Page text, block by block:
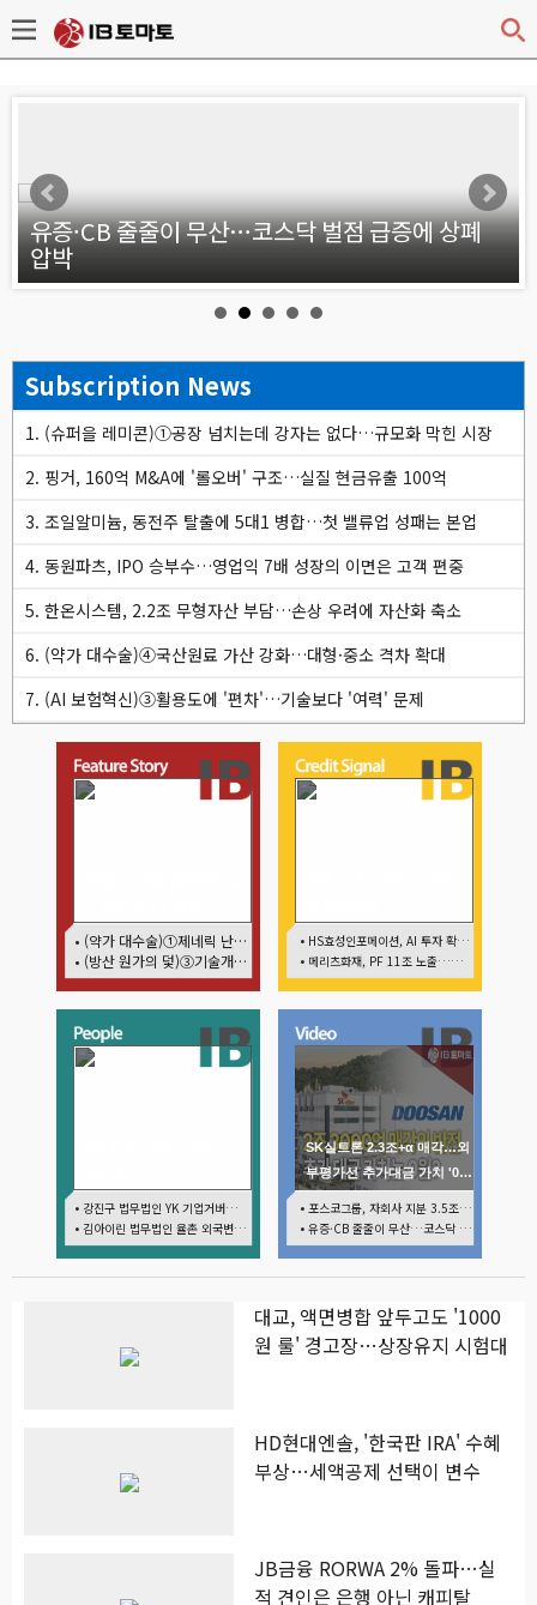
유증·CB 줄줄이 무산…코스닥 벌점 급증에 상폐
압박
Subscription News
1. (슈퍼을 레미콘)①공장 넘치는데 강자는 없다…규모화 막힌 시장
2. 핑거, 160억 M&A에 '롤오버' 구조…실질 현금유출 100억
3. 조일알미늄, 동전주 탈출에 5대1 병합…첫 밸류업 성패는 본업
4. 동원파츠, IPO 승부수…영업익 7배 성장의 이면은 고객 편중
5. 한온시스템, 2.2조 무형자산 부담…손상 우려에 자산화 축소
6. (약가 대수술)④국산원료 가산 강화…대형·중소 격차 확대
7. (AI 보험혁신)③활용도에 '편차'…기술보다 '여력' 문제
내기주 오버행 경계
• (약가 대수술)①제네릭 난립 제동…중소 제약사 수익성 비상
• (방산 원가의 덫)③기술개발까진 지원…수출은 각자도생
• HS효성인포메이션, AI 투자 확대에 실적 체력 강화
• 메리츠화재, PF 11조 노출…부동산 사업성 저하 우려
• 강진구 법무법인 YK 기업거버넌스센터 센터장
• 김아이린 법무법인 율촌 외국변호사
SK실트론 2.3조+α 매각…외
부평가선 추가대금 가치 '0
• 포스코그룹, 자회사 지분 3.5조 현금화…리튬 키우고 오버행 부담
• 유증·CB 줄줄이 무산…코스닥 벌점 급증에 상폐 압박
대교, 액면병합 앞두고도 '1000
원 룰' 경고장…상장유지 시험대
HD현대엔솔, '한국판 IRA' 수혜
부상…세액공제 선택이 변수
JB금융 RORWA 2% 돌파…실
적 견인은 은행 아닌 캐피탈